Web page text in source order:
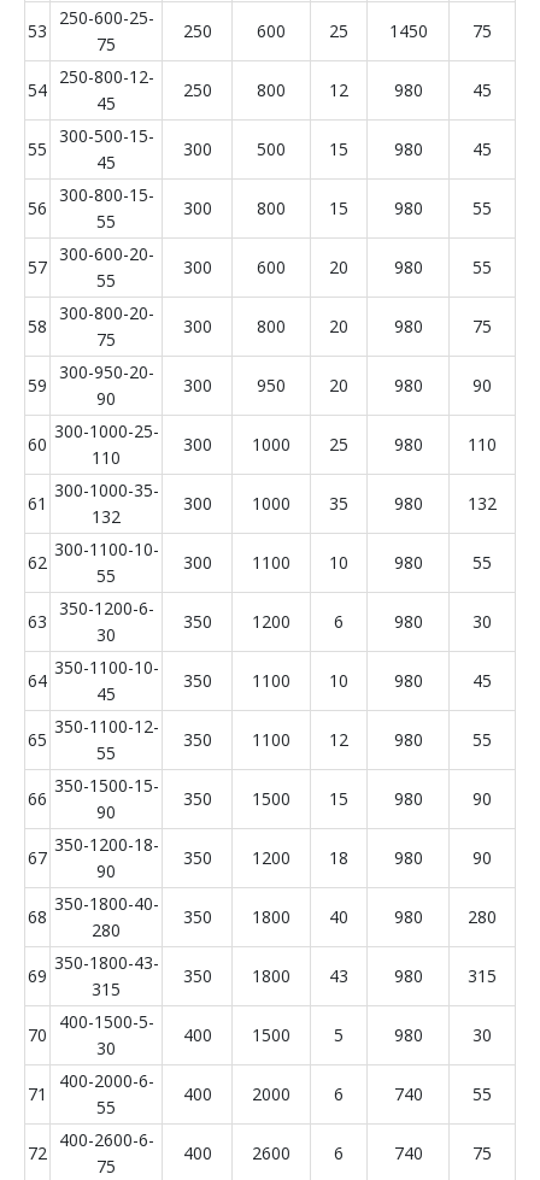
53
250-600-25-
75
250 600 25 1450 75
54
250-800-12-
45
250 800 12 980 45
55
300-500-15-
45
300 500 15 980 45
56
300-800-15-
55
300 800 15 980 55
57
300-600-20-
55
300 600 20 980 55
58
300-800-20-
75
300 800 20 980 75
59
300-950-20-
90
300 950 20 980 90
60
300-1000-25-
110
300 1000 25 980 110
61
300-1000-35-
132
300 1000 35 980 132
62
300-1100-10-
55
300 1100 10 980 55
63
350-1200-6-
30
350 1200 6 980 30
64
350-1100-10-
45
350 1100 10 980 45
65
350-1100-12-
55
350 1100 12 980 55
66
350-1500-15-
90
350 1500 15 980 90
67
350-1200-18-
90
350 1200 18 980 90
68
350-1800-40-
280
350 1800 40 980 280
69
350-1800-43-
315
350 1800 43 980 315
70
400-1500-5-
30
400 1500 5 980 30
71
400-2000-6-
55
400 2000 6 740 55
72
400-2600-6-
75
400 2600 6 740 75